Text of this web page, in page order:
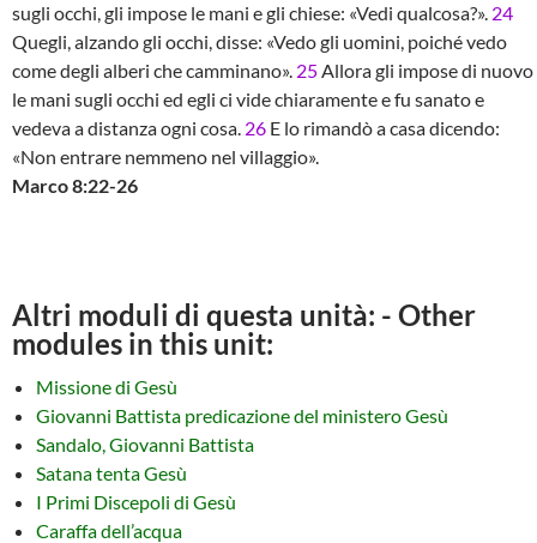
sugli occhi, gli impose le mani e gli chiese: «Vedi qualcosa?». 24
Quegli, alzando gli occhi, disse: «Vedo gli uomini, poiché vedo
come degli alberi che camminano». 25Allora gli impose di nuovo
le mani sugli occhi ed egli ci vide chiaramente e fu sanato e
vedeva a distanza ogni cosa. 26 E lo rimandò a casa dicendo:
«Non entrare nemmeno nel villaggio».
Marco 8:22-26
Altri moduli di questa unità: - Other
modules in this unit:
Missione di Gesù
Giovanni Battista predicazione del ministero Gesù
Sandalo, Giovanni Battista
Satana tenta Gesù
I Primi Discepoli di Gesù
Caraffa dell’acqua